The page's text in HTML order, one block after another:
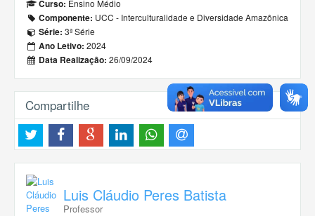
Curso: Ensino Médio
Componente: UCC - Interculturalidade e Diversidade Amazônica
Série: 3ª Série
Ano Letivo: 2024
Data Realização: 26/09/2024
Compartilhe
Luis Cláudio Peres Batista
Professor